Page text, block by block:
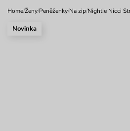
Home/Ženy/Peněženky/Na zip/Nightie Nicci
Novinka